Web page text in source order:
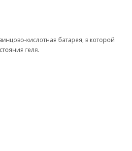
кислотная батарея, в которой
геля.